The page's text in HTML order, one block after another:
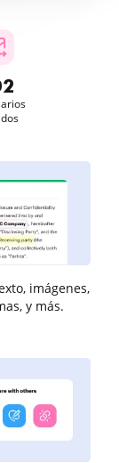
imágenes,
y más.